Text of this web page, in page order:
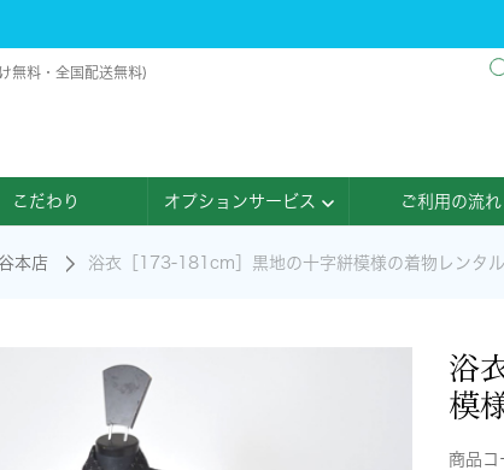
無料・全国配送無料)
こだわり オプションサービス ご利用の流れ
本店 浴衣［173-181cm］黒地の十字絣模様の着物レンタル
浴
模
商品コ